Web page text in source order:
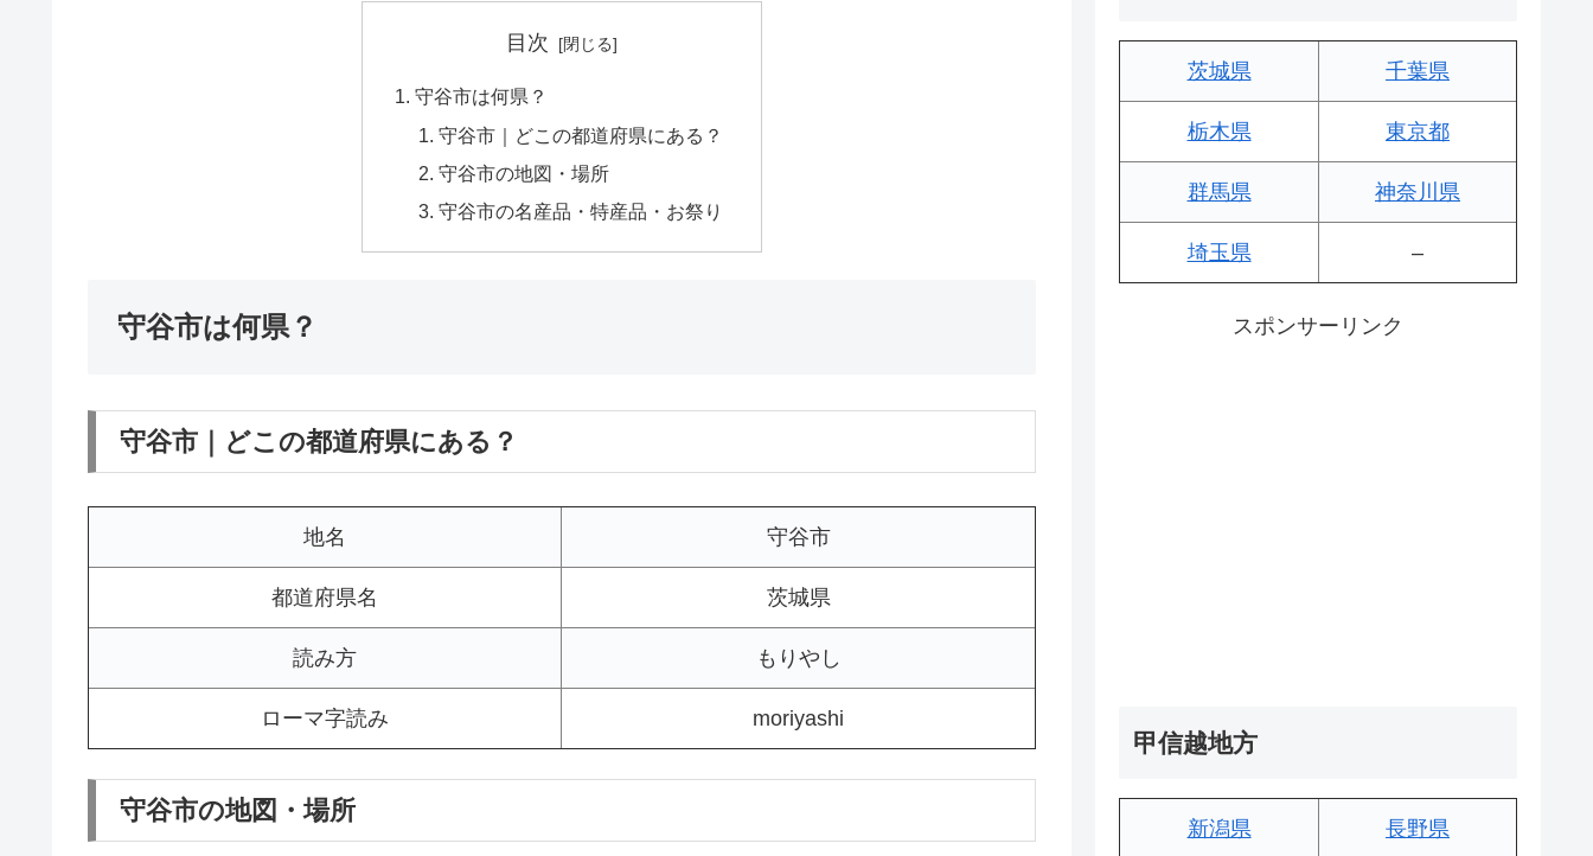
目次
守谷市は何県？
守谷市｜どこの都道府県にある？
守谷市の地図・場所
守谷市の名産品・特産品・お祭り
守谷市は何県？
守谷市｜どこの都道府県にある？
地名 守谷市
都道府県名 茨城県
読み方 もりやし
ローマ字読み moriyashi
守谷市の地図・場所
茨城県 千葉県
栃木県 東京都
群馬県 神奈川県
埼玉県 –
スポンサーリンク
甲信越地方
新潟県 長野県